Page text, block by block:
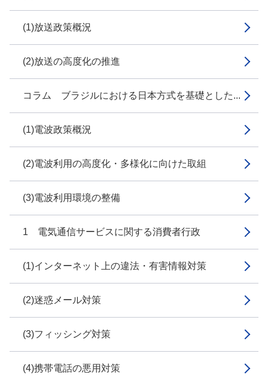
(1)放送政策概況
(2)放送の高度化の推進
コラム ブラジルにおける日本方式を基礎とした...
(1)電波政策概況
(2)電波利用の高度化・多様化に向けた取組
(3)電波利用環境の整備
1 電気通信サービスに関する消費者行政
(1)インターネット上の違法・有害情報対策
(2)迷惑メール対策
(3)フィッシング対策
(4)携帯電話の悪用対策